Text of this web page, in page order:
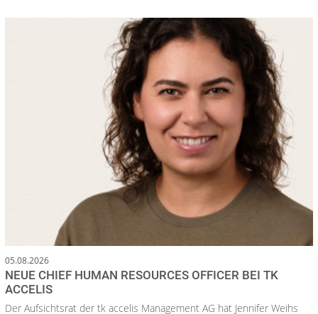
05.08.2026
NEUE CHIEF HUMAN RESOURCES OFFICER BEI TK
ACCELIS
Der Aufsichtsrat der tk accelis Management AG hat Jennifer Weihs